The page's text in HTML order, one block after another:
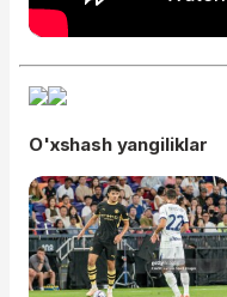
O'xshash yangiliklar